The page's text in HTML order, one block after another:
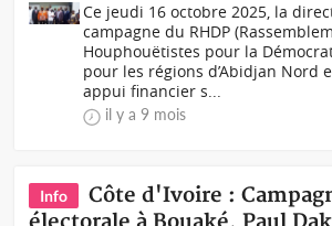
Ce jeudi 16 octobre 2025, la
campagne du RHDP
Houphouëtistes pour la
pour les régions d’Abidjan Nord
appui financier s...
il y a 9 mois
Info
Côte d'Ivoire :